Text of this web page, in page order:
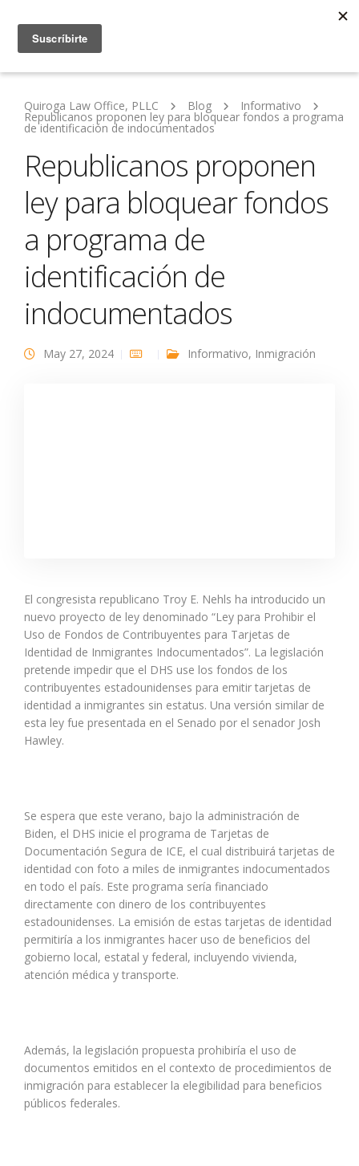
Quiroga Law Office, PLLC Blog Informativo
Republicanos proponen ley para bloquear fondos a programa
de identificación de indocumentados
Republicanos proponen
ley para bloquear fondos
a programa de
identificación de
indocumentados
May 27, 2024 Informativo, Inmigración
El congresista republicano Troy E. Nehls ha introducido un
nuevo proyecto de ley denominado “Ley para Prohibir el
Uso de Fondos de Contribuyentes para Tarjetas de
Identidad de Inmigrantes Indocumentados”. La legislación
pretende impedir que el DHS use los fondos de los
contribuyentes estadounidenses para emitir tarjetas de
identidad a inmigrantes sin estatus. Una versión similar de
esta ley fue presentada en el Senado por el senador Josh
Hawley.
Se espera que este verano, bajo la administración de
Biden, el DHS inicie el programa de Tarjetas de
Documentación Segura de ICE, el cual distribuirá tarjetas de
identidad con foto a miles de inmigrantes indocumentados
en todo el país. Este programa sería financiado
directamente con dinero de los contribuyentes
estadounidenses. La emisión de estas tarjetas de identidad
permitiría a los inmigrantes hacer uso de beneficios del
gobierno local, estatal y federal, incluyendo vivienda,
atención médica y transporte.
Además, la legislación propuesta prohibiría el uso de
documentos emitidos en el contexto de procedimientos de
inmigración para establecer la elegibilidad para beneficios
públicos federales.